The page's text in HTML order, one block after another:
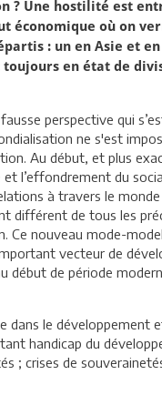
? Une hostilité est
économique où on
: un en Asie et en
en état de
perspective qui
ne s'est
Au début, et plus
l’effondrement du
à travers le monde
différent de tous les
Ce nouveau mode-
vecteur de
début de période
dans le développement
handicap du
; crises de